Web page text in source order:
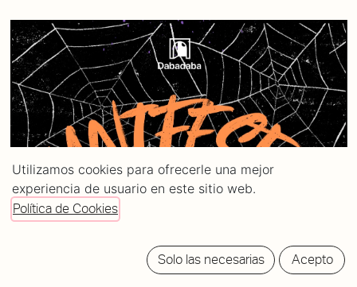
Utilizamos cookies para ofrecerle una mejor
experiencia de usuario en este sitio web.
Política de Cookies
Solo las necesarias Acepto